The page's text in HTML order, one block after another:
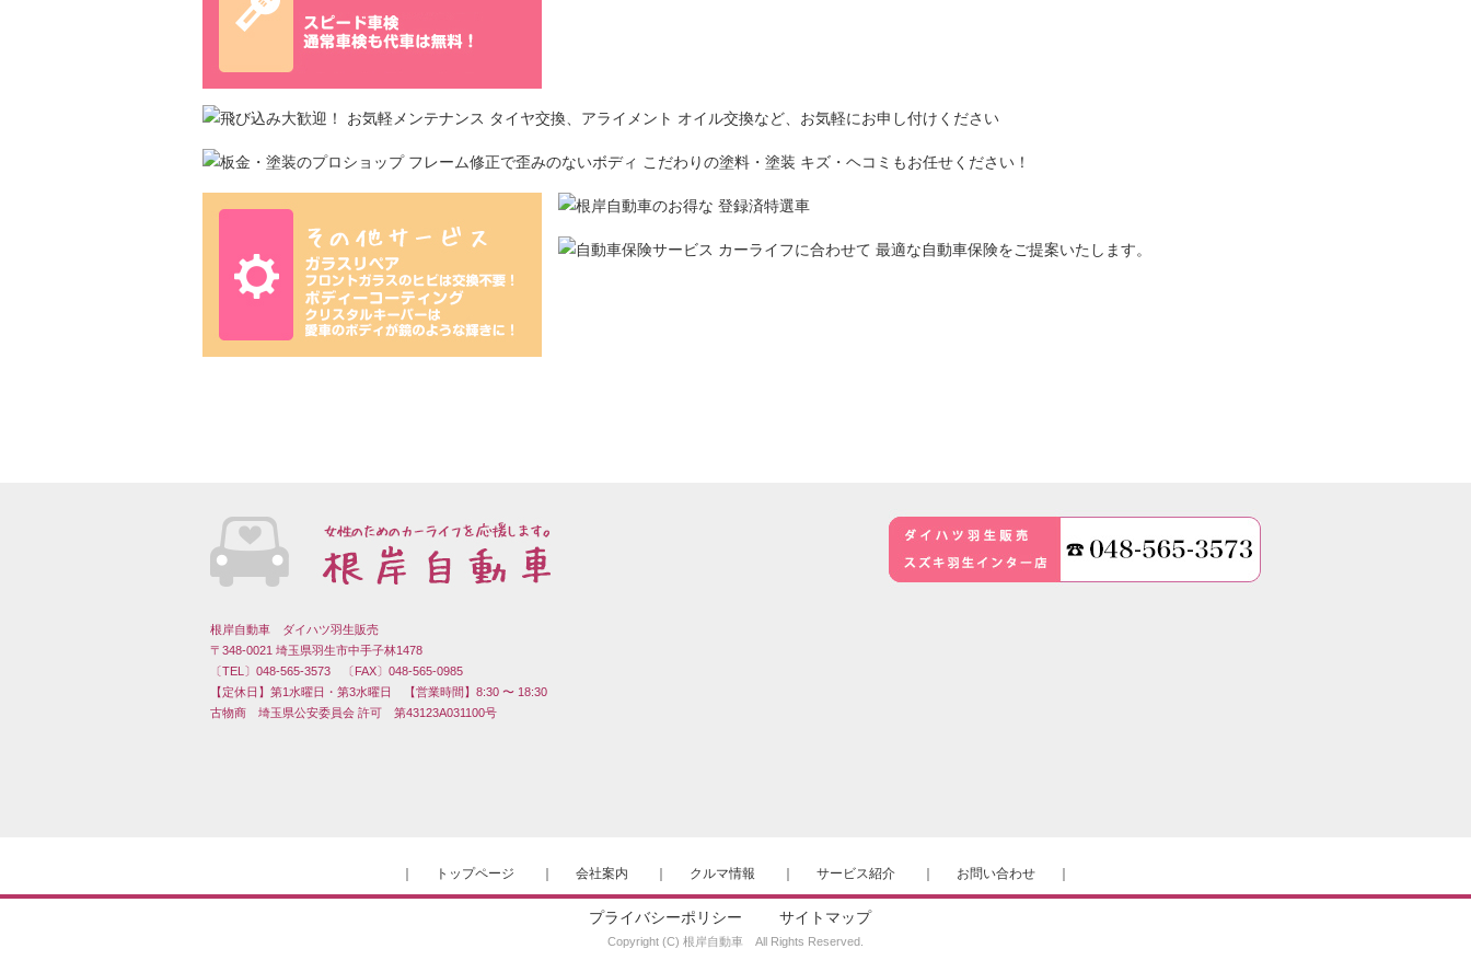
根岸自動車 ダイハツ羽生販売
〒348-0021 埼玉県羽生市中手子林1478
〔TEL〕048-565-3573 〔FAX〕048-565-0985
【定休日】第1水曜日・第3水曜日 【営業時間】8:30 〜 18:30
古物商 埼玉県公安委員会 許可 第43123A031100号
トップページ 会社案内 クルマ情報 サービス紹介 お問い合わせ
プライバシーポリシー サイトマップ
Copyright (C) 根岸自動車 All Rights Reserved.